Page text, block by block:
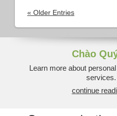
« Older Entries
Chào
Learn more about
services.
continue